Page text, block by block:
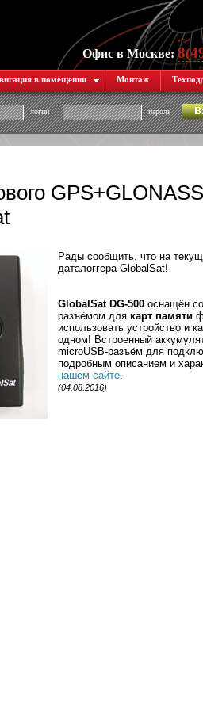
Офис в Москве:
в помещении Монтаж
логин пароль
Рады сообщить, что на
даталоггера GlobalSat!
GlobalSat DG-500 оснащён
разъёмом для карт памяти
использовать устройство и
одном! Встроенный
microUSB-разъём для
подробным описанием и
нашем сайте.
(04.08.2016)